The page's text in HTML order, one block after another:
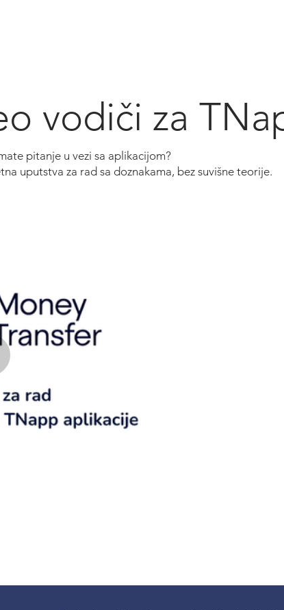
vodiči za
pitanje u vezi sa aplikacijom?
uputstva za rad sa doznakama, bez suvišne teorije.